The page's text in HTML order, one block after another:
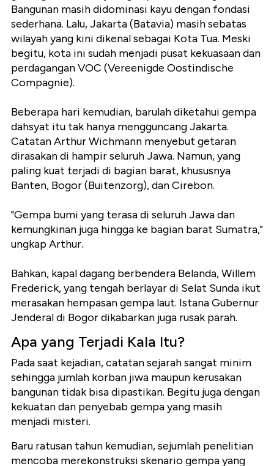
Bangunan masih didominasi kayu dengan fondasi
sederhana. Lalu, Jakarta (Batavia) masih sebatas
wilayah yang kini dikenal sebagai Kota Tua. Meski
begitu, kota ini sudah menjadi pusat kekuasaan dan
perdagangan VOC (Vereenigde Oostindische
Compagnie).
Beberapa hari kemudian, barulah diketahui gempa
dahsyat itu tak hanya mengguncang Jakarta.
Catatan Arthur Wichmann menyebut getaran
dirasakan di hampir seluruh Jawa. Namun, yang
paling kuat terjadi di bagian barat, khususnya
Banten, Bogor (Buitenzorg), dan Cirebon.
"Gempa bumi yang terasa di seluruh Jawa dan
kemungkinan juga hingga ke bagian barat Sumatra,"
ungkap Arthur.
Bahkan, kapal dagang berbendera Belanda, Willem
Frederick, yang tengah berlayar di Selat Sunda ikut
merasakan hempasan gempa laut. Istana Gubernur
Jenderal di Bogor dikabarkan juga rusak parah.
Apa yang Terjadi Kala Itu?
Pada saat kejadian, catatan sejarah sangat minim
sehingga jumlah korban jiwa maupun kerusakan
bangunan tidak bisa dipastikan. Begitu juga dengan
kekuatan dan penyebab gempa yang masih
menjadi misteri.
Baru ratusan tahun kemudian, sejumlah penelitian
mencoba merekonstruksi skenario gempa yang